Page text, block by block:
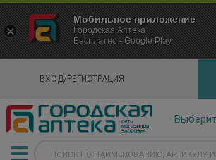
ВХОД/РЕГИСТРАЦИЯ
×
Городская Аптека Маркетплейс
- In Google Play
Мобильное приложение
Городская Аптека
Бесплатно - Google Play